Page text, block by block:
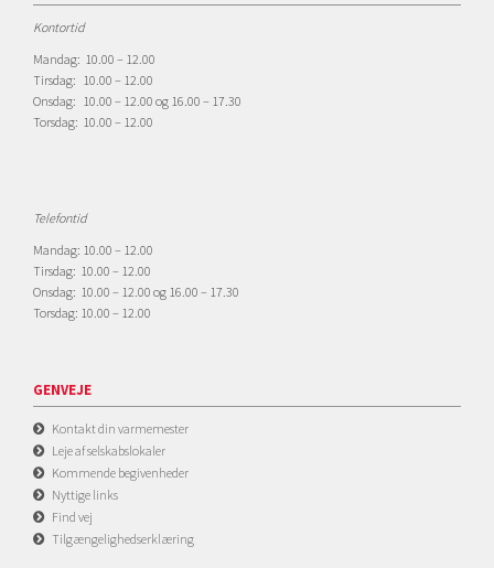
Kontortid
Mandag: 10.00 – 12.00
Tirsdag: 10.00 – 12.00
Onsdag: 10.00 – 12.00 og 16.00 – 17.30
Torsdag: 10.00 – 12.00
Telefontid
Mandag: 10.00 – 12.00
Tirsdag: 10.00 – 12.00
Onsdag: 10.00 – 12.00 og 16.00 – 17.30
Torsdag: 10.00 – 12.00
GENVEJE
Kontakt din varmemester
Leje af selskabslokaler
Kommende begivenheder
Nyttige links
Find vej
Tilgængelighedserklæring